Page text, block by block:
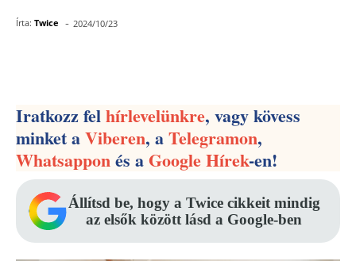
Írta: Twice - 2024/10/23
Iratkozz felhírlevelünkre, vagy kövess
minket aViberen, aTelegramon,
Whatsapponés aGoogle Hírek-en!
Állítsd be, hogy a Twice cikkeit mindig
az elsők között lásd a Google-ben